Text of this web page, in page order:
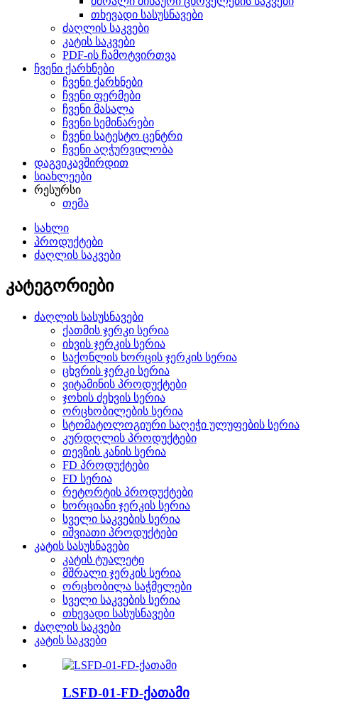
თხევადი სასუსნავები
ძაღლის საკვები
კატის საკვები
PDF-ის ჩამოტვირთვა
ჩვენი ქარხნები
ჩვენი ქარხნები
ჩვენი ფერმები
ჩვენი მასალა
ჩვენი სემინარები
ჩვენი სატესტო ცენტრი
ჩვენი აღჭურვილობა
დაგვიკავშირდით
სიახლეები
რესურსი
თემა
სახლი
პროდუქტები
ძაღლის საკვები
კატეგორიები
ძაღლის სასუსნავები
ქათმის ჯერკი სერია
იხვის ჯერკის სერია
საქონლის ხორცის ჯერკის სერია
ცხვრის ჯერკი სერია
ვიტამინის პროდუქტები
ჯოხის ძეხვის სერია
ორცხობილების სერია
სტომატოლოგიური საღეჭი ულუფების სერია
კურდღლის პროდუქტები
თევზის კანის სერია
FD პროდუქტები
FD სერია
რეტორტის პროდუქტები
ხორციანი ჯერკის სერია
სველი საკვების სერია
იშვიათი პროდუქტები
კატის სასუსნავები
კატის ტუალეტი
მშრალი ჯერკის სერია
ორცხობილა საჭმელები
სველი საკვების სერია
თხევადი სასუსნავები
ძაღლის საკვები
კატის საკვები
LSFD-01-FD-ქათამი